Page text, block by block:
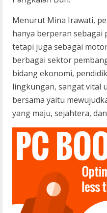
Menurut Mina Irawati,
hanya berperan sebagai
tetapi juga sebagai
berbagai sektor
bidang ekonomi,
lingkungan, sangat vital
bersama yaitu
yang maju, sejahtera,